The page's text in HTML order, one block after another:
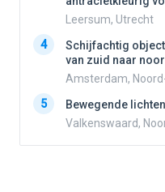
Leersum, Utrecht
4
Schijfachtig
van zuid naar
Amsterdam,
5
Bewegende lichten
Valkenswaard,